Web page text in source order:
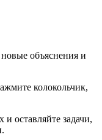
объяснения и
колокольчик,
оставляйте задачи,